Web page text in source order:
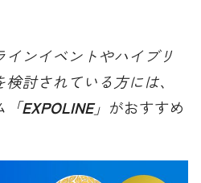
インイベントやハイブリ
討されている方には、
「EXPOLINE」 がおすすめ